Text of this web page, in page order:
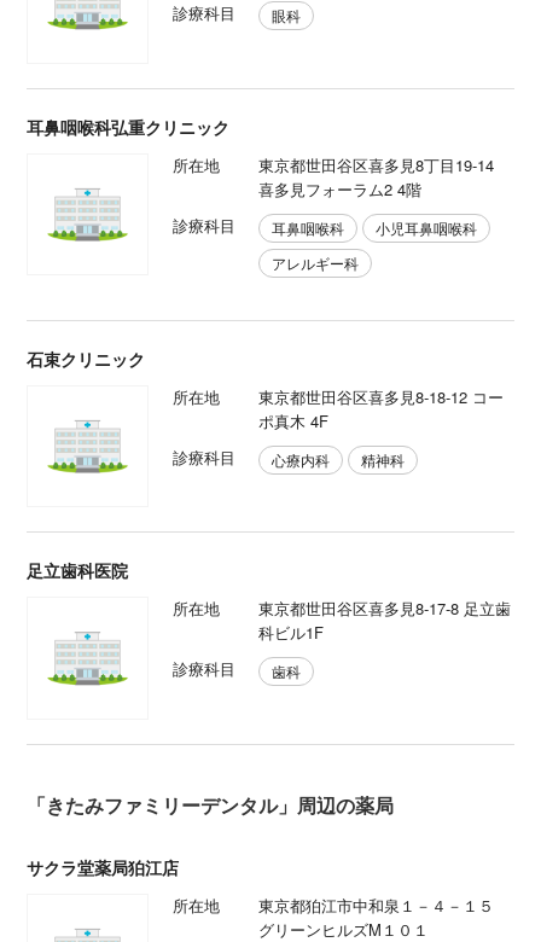
診療科目
眼科
耳鼻咽喉科弘重クリニック
所在地
東京都世田谷区喜多見8丁目19-14
喜多見フォーラム2 4階
診療科目
耳鼻咽喉科
小児耳鼻咽喉科
アレルギー科
石束クリニック
所在地
東京都世田谷区喜多見8-18-12 コー
ポ真木 4F
診療科目
心療内科 精神科
足立歯科医院
所在地
東京都世田谷区喜多見8-17-8 足立歯
科ビル1F
診療科目
歯科
「きたみファミリーデンタル」周辺の薬局
サクラ堂薬局狛江店
所在地
東京都狛江市中和泉１－４－１５
グリーンヒルズM１０１